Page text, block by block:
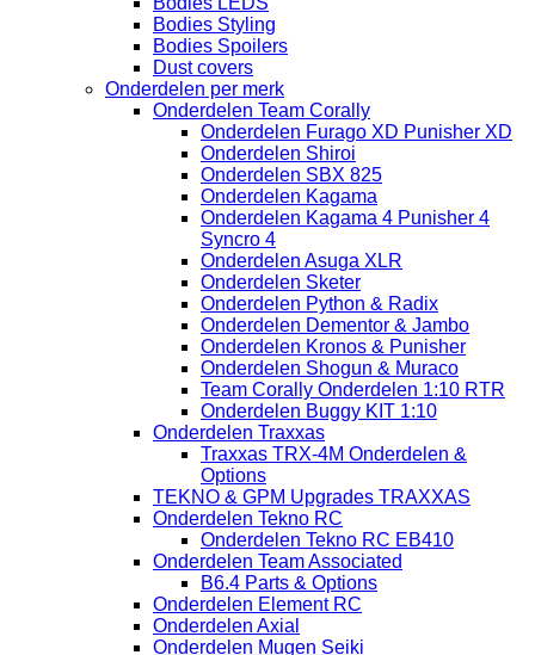
Bodies Styling
Bodies Spoilers
Dust covers
Onderdelen per merk
Onderdelen Team Corally
Onderdelen Furago XD Punisher XD
Onderdelen Shiroi
Onderdelen SBX 825
Onderdelen Kagama
Onderdelen Kagama 4 Punisher 4
Syncro 4
Onderdelen Asuga XLR
Onderdelen Sketer
Onderdelen Python & Radix
Onderdelen Dementor & Jambo
Onderdelen Kronos & Punisher
Onderdelen Shogun & Muraco
Team Corally Onderdelen 1:10 RTR
Onderdelen Buggy KIT 1:10
Onderdelen Traxxas
Traxxas TRX-4M Onderdelen &
Options
TEKNO & GPM Upgrades TRAXXAS
Onderdelen Tekno RC
Onderdelen Tekno RC EB410
Onderdelen Team Associated
B6.4 Parts & Options
Onderdelen Element RC
Onderdelen Axial
Onderdelen Mugen Seiki